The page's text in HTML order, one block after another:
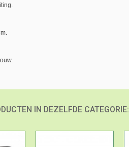
IN DEZELFDE CATEGORIE: